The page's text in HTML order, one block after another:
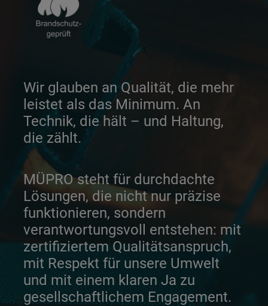
Wir glauben an Qualität, die mehr
leistet als das Minimum. An
Technik, die hält – und Haltung,
die zählt.
MÜPRO steht für durchdachte
Lösungen, die nicht nur präzise
funktionieren, sondern
verantwortungsvoll entstehen: mit
zertifiziertem Qualitätsanspruch,
mit Respekt für unsere Umwelt
und mit einem klaren Ja zu
gesellschaftlichem Engagement.